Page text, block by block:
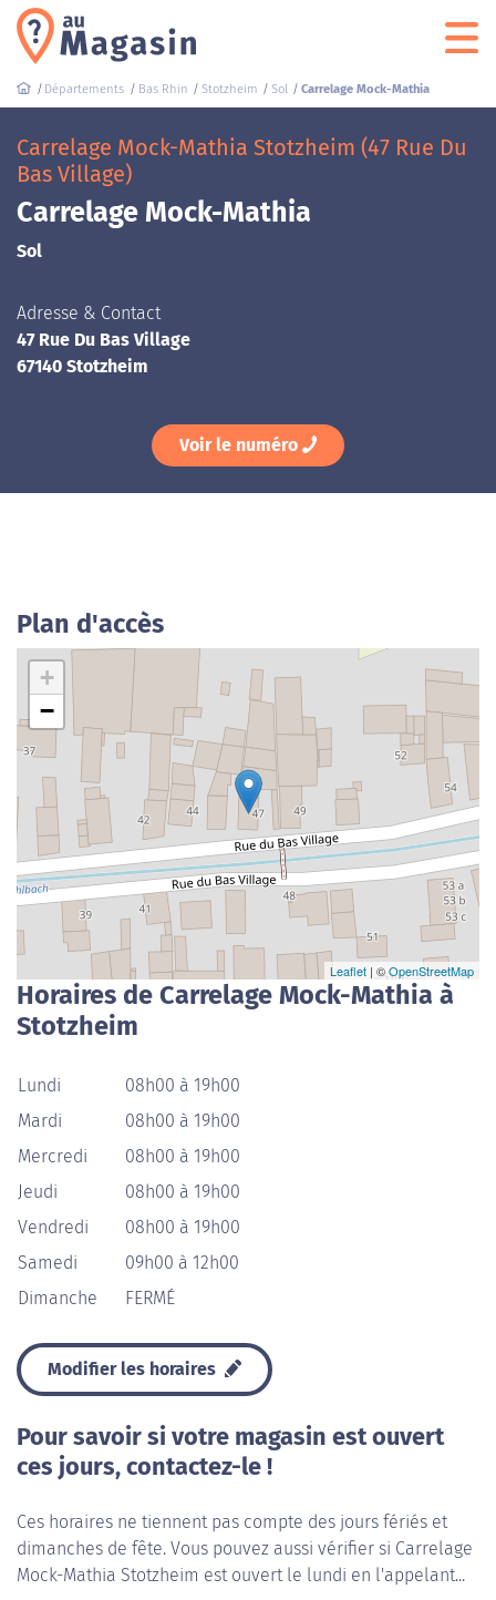
Départements Bas Rhin Stotzheim Sol Carrelage Mock-Mathia
Carrelage Mock-Mathia Stotzheim (47 Rue Du
Bas Village)
Carrelage Mock-Mathia
Sol
Adresse & Contact
47 Rue Du Bas Village
67140 Stotzheim
Voir le numéro
Plan d'accès
+
−
Leaflet | ©OpenStreetMap
Horaires de Carrelage Mock-Mathia à
Stotzheim
Lundi
08h00 à 19h00
Mardi
08h00 à 19h00
Mercredi
08h00 à 19h00
Jeudi
08h00 à 19h00
Vendredi
08h00 à 19h00
Samedi
09h00 à 12h00
Dimanche
FERMÉ
Modifier les horaires
Pour savoir si votre magasin est ouvert
ces jours, contactez-le !
Ces horaires ne tiennent pas compte des jours fériés et
dimanches de fête. Vous pouvez aussi vérifier si Carrelage
Mock-Mathia Stotzheim est ouvert le lundi en l'appelant...